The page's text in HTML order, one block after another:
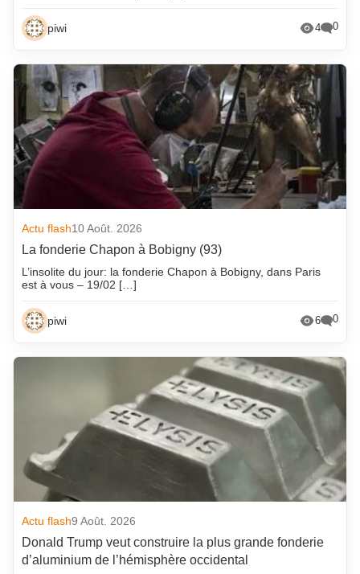
piwi 4 0
Actu flash10 Août. 2026
La fonderie Chapon à Bobigny (93)
L’insolite du jour: la fonderie Chapon à Bobigny, dans Paris
est à vous – 19/02 […]
piwi 6 0
Actu flash9 Août. 2026
Donald Trump veut construire la plus grande fonderie
d’aluminium de l’hémisphère occidental